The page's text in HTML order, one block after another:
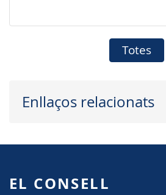
Totes
Enllaços relacionats
EL CONSELL